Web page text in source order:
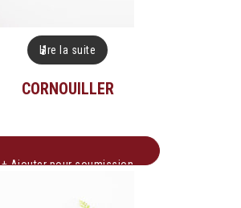
Lire la suite
CORNOUILLER
+ Ajouter pour soumission